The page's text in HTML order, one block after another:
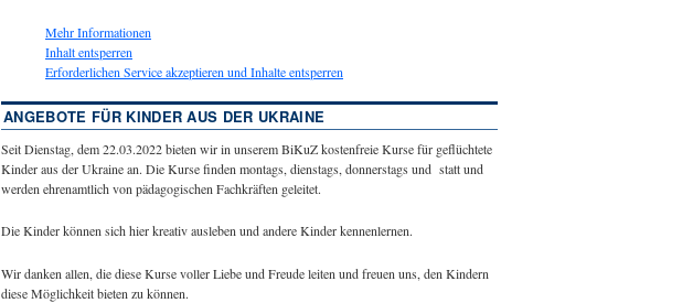
Mehr Informationen
Inhalt entsperren
Erforderlichen Service akzeptieren und Inhalte entsperren
ANGEBOTE FÜR KINDER AUS DER UKRAINE
Seit Dienstag, dem 22.03.2022 bieten wir in unserem BiKuZ kostenfreie Kurse für geflüchtete
Kinder aus der Ukraine an. Die Kurse finden montags, dienstags, donnerstags und statt und
werden ehrenamtlich von pädagogischen Fachkräften geleitet.
Die Kinder können sich hier kreativ ausleben und andere Kinder kennenlernen.
Wir danken allen, die diese Kurse voller Liebe und Freude leiten und freuen uns, den Kindern
diese Möglichkeit bieten zu können.